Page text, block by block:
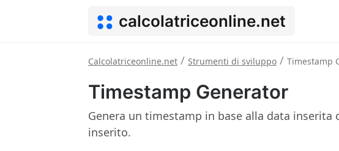
calcolatriceonline.net
Calcolatriceonline.net / Strumenti di sviluppo / Timestamp
Timestamp Generator
Genera un timestamp in base alla data
inserito.